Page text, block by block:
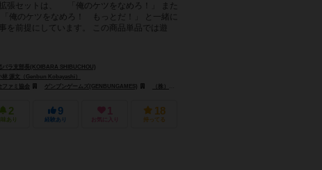
拡張セットは、 「俺のケツをなめろ！」 また
俺のケツをなめろ！ もっとだ！」 と一緒に
を前提にしています。 この商品単品では遊
パラ支部長(KOIBARA SHIBUCHOU)
林 源文（Genbun Kobayashi）
ファミ協会
ゲンブンゲームズ(GENBUNGAMES) （株）スマッシュ(KABUSHIKIKAISHA SUMASSHU)
2
あり
9
経験あり
1
お気に入り
18
持ってる